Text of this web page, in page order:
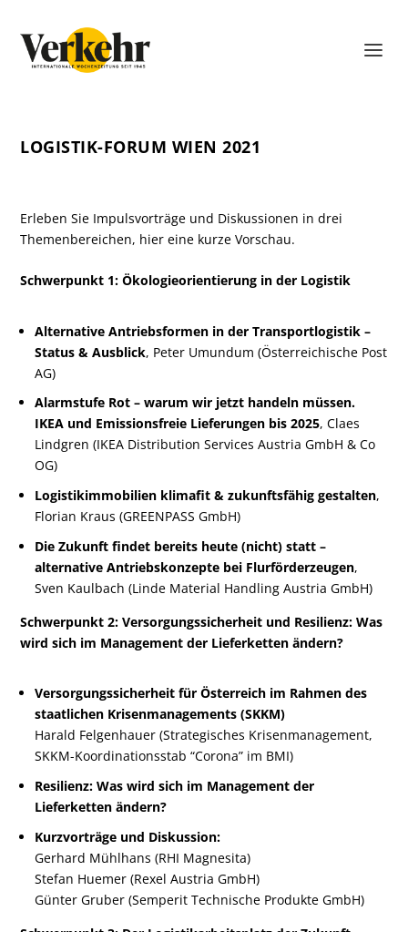
LOGISTIK-FORUM WIEN 2021
Erleben Sie Impulsvorträge und Diskussionen in drei
Themenbereichen, hier eine kurze Vorschau.
Schwerpunkt 1: Ökologieorientierung in der Logistik
Alternative Antriebsformen in der Transportlogistik –
Status & Ausblick, Peter Umundum (Österreichische Post
AG)
Alarmstufe Rot – warum wir jetzt handeln müssen.
IKEA und Emissionsfreie Lieferungen bis 2025, Claes
Lindgren (IKEA Distribution Services Austria GmbH & Co
OG)
Logistikimmobilien klimafit & zukunftsfähig gestalten,
Florian Kraus (GREENPASS GmbH)
Die Zukunft findet bereits heute (nicht) statt –
alternative Antriebskonzepte bei Flurförderzeugen,
Sven Kaulbach (Linde Material Handling Austria GmbH)
Schwerpunkt 2: Versorgungssicherheit und Resilienz: Was
wird sich im Management der Lieferketten ändern?
Versorgungssicherheit für Österreich im Rahmen des
staatlichen Krisenmanagements (SKKM)
Harald Felgenhauer (Strategisches Krisenmanagement,
SKKM-Koordinationsstab “Corona” im BMI)
Resilienz: Was wird sich im Management der
Lieferketten ändern?
Kurzvorträge und Diskussion:
Gerhard Mühlhans (RHI Magnesita)
Stefan Huemer (Rexel Austria GmbH)
Günter Gruber (Semperit Technische Produkte GmbH)